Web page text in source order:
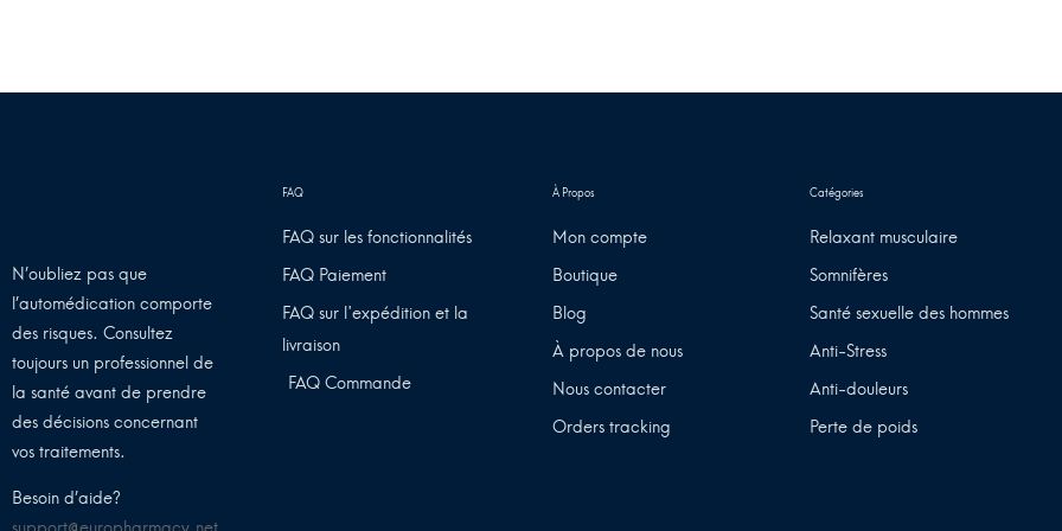
N’oubliez pas que
l’automédication comporte
des risques. Consultez
toujours un professionnel de
la santé avant de prendre
des décisions concernant
vos traitements.
Besoin d’aide?
FAQ sur les fonctionnalités
FAQ Paiement
FAQ sur l'expédition et la
livraison
FAQ Commande
Mon compte
Boutique
Blog
À propos de nous
Nous contacter
Orders tracking
Relaxant musculaire
Somnifères
Santé sexuelle des hommes
Anti-Stress
Anti-douleurs
Perte de poids